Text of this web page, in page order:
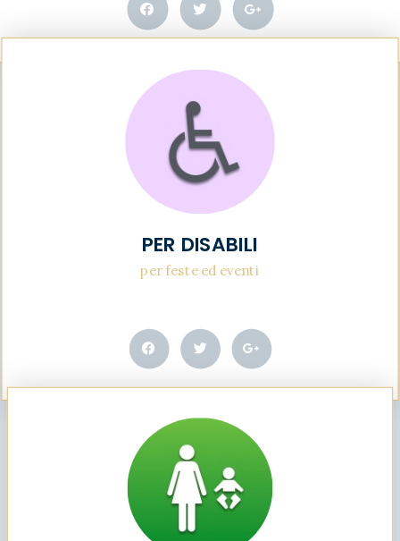
PER DISABILI
per feste ed eventi